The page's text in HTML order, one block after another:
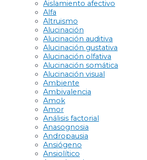
Aislamiento afectivo
Alfa
Altruismo
Alucinación
Alucinación auditiva
Alucinación gustativa
Alucinación olfativa
Alucinación somática
Alucinación visual
Ambiente
Ambivalencia
Amok
Amor
Análisis factorial
Anasognosia
Andropausia
Ansiógeno
Ansiolítico